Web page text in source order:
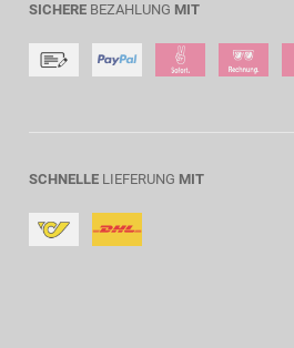
SICHERE BEZAHLUNG MIT
SCHNELLE LIEFERUNG MIT